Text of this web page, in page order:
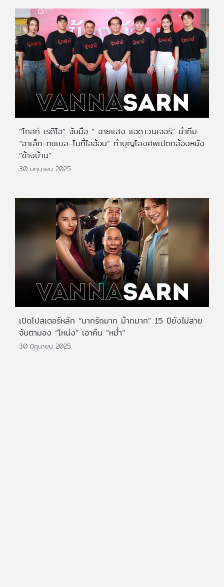
“โกสท์ เรดิโอ” จับมือ “ ฉายแสง แอด.เวนเจอร์” นำทีม
“อาเล็ก-กชเบล-โบกี้ไลอ้อน” ทำบุญโลงศพเปิดกล้องหนัง
“ข้างบ้าน”
30 มิถุนายน 2025
เปิดโปสเตอร์หลัก “นากรักมาก ม๊ากมาก” 15 ปียังไม่สาย
จับตามอง “โหน่ง” เอาคืน “หม่ำ”
30 มิถุนายน 2025